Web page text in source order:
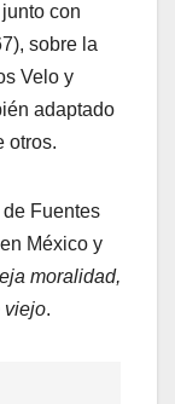
con
sobre la
Velo y
adaptado
otros.
Fuentes
México y
moralidad,
viejo.